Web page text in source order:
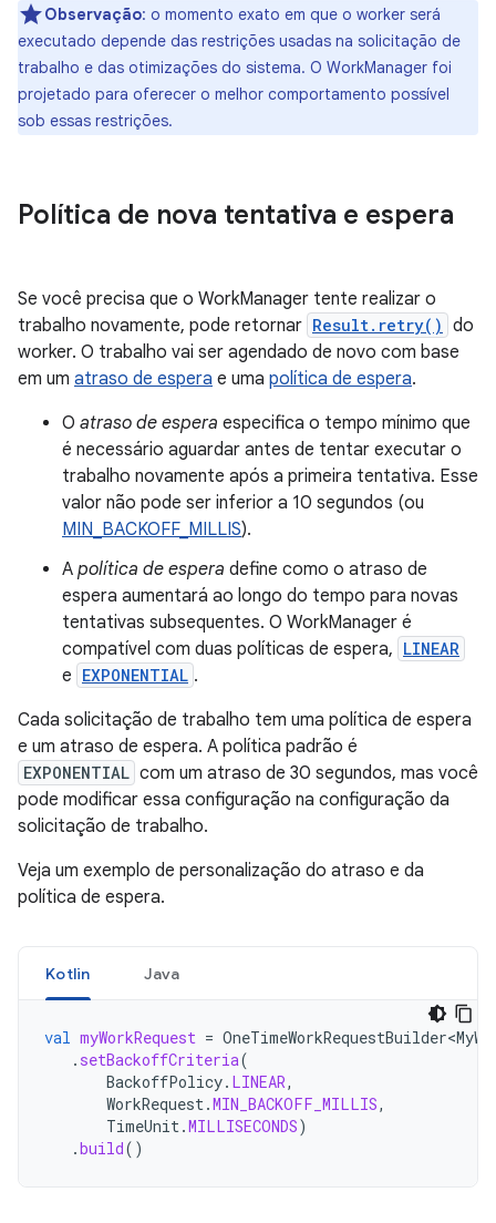
Observação: o momento exato em que o worker será
executado depende das restrições usadas na solicitação de
trabalho e das otimizações do sistema. O WorkManager foi
projetado para oferecer o melhor comportamento possível
sob essas restrições.
Política de nova tentativa e espera
Se você precisa que o WorkManager tente realizar o
trabalho novamente, pode retornar Result.retry() do
worker. O trabalho vai ser agendado de novo com base
em um atraso de espera e uma política de espera.
O atraso de espera especifica o tempo mínimo que
é necessário aguardar antes de tentar executar o
trabalho novamente após a primeira tentativa. Esse
valor não pode ser inferior a 10 segundos (ou
MIN_BACKOFF_MILLIS).
A política de espera define como o atraso de
espera aumentará ao longo do tempo para novas
tentativas subsequentes. O WorkManager é
compatível com duas políticas de espera, LINEAR
e EXPONENTIAL .
Cada solicitação de trabalho tem uma política de espera
e um atraso de espera. A política padrão é
EXPONENTIAL com um atraso de 30 segundos, mas você
pode modificar essa configuração na configuração da
solicitação de trabalho.
Veja um exemplo de personalização do atraso e da
política de espera.
Kotlin Java
val myWorkRequest =
. setBackoffCriteria(
BackoffPolicy. LINEAR,
WorkRequest.MIN_BACKOFF_MILLIS,
TimeUnit.MILLISECONDS)
.build()